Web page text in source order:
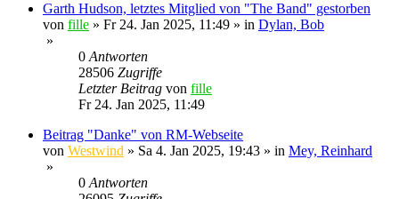
Garth Hudson, letztes Mitglied von "The Band" gestorben
von fille » Fr 24. Jan 2025, 11:49 » in Dylan, Bob
»
0Antworten
28506 Zugriffe
Letzter Beitrag von fille
Fr 24. Jan 2025, 11:49
Beitrag "Danke" von RM-Webseite
von Westwind » Sa 4. Jan 2025, 19:43 » in Mey, Reinhard
»
0Antworten